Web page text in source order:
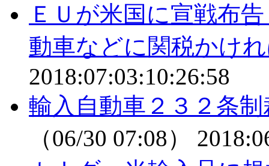
ＥＵが米国に宣戦布
動車などに関税かけ
2018:07:03:10:26:58
輸入自動車２３２条
（06/30 07:08）